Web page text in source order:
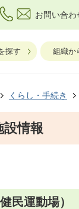
お問い合わ
探す 組織か
くらし・手続き
設情報
民運動場）